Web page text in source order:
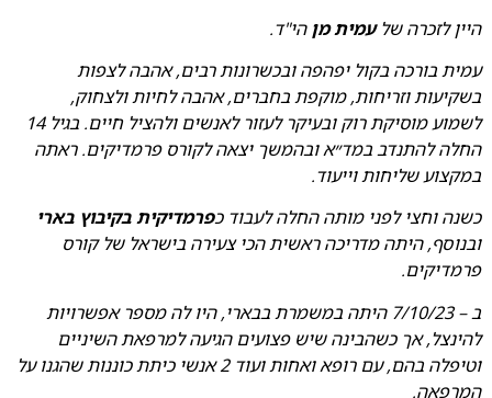
היין לזכרה שלעמית מן הי"ד.
עמית בורכה בקול יפהפה ובכשרונות רבים, אהבה לצפות
בשקיעות וזריחות, מוקפת בחברים, אהבה לחיות ולצחוק,
לשמוע מוסיקת רוק ובעיקר לעזור לאנשים ולהציל חיים. בגיל 14
החלה להתנדב במד״א ובהמשך יצאה לקורס פרמדיקים. ראתה
במקצוע שליחות וייעוד.
כשנה וחצי לפני מותה החלה לעבוד כפרמדיקית בקיבוץ בארי
ובנוסף, היתה מדריכה ראשית הכי צעירה בישראל של קורס
פרמדיקים.
ב – 7/10/23 היתה במשמרת בבארי, היו לה מספר אפשרויות
להינצל, אך כשהבינה שיש פצועים הגיעה למרפאת השיניים
וטיפלה בהם, עם רופא ואחות ועוד 2 אנשי כיתת כוננות שהגנו על
המרפאה.